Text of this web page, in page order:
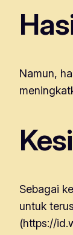
Namun,
Sebagai
untuk
(https://